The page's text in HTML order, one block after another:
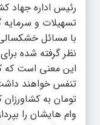
رئیس اداره جهاد
با مسائل
نظر گرفته شده
این معنی است که
تومان به
وام هایشان را